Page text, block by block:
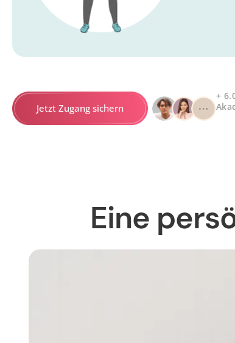
Jetzt Zugang sichern
+
Eine